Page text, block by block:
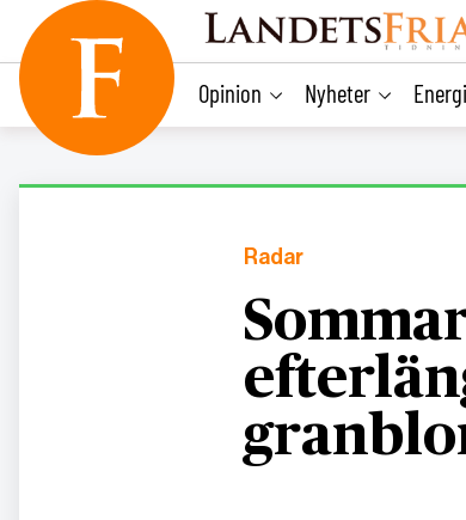
content
Opinion Nyheter Energi
Radar